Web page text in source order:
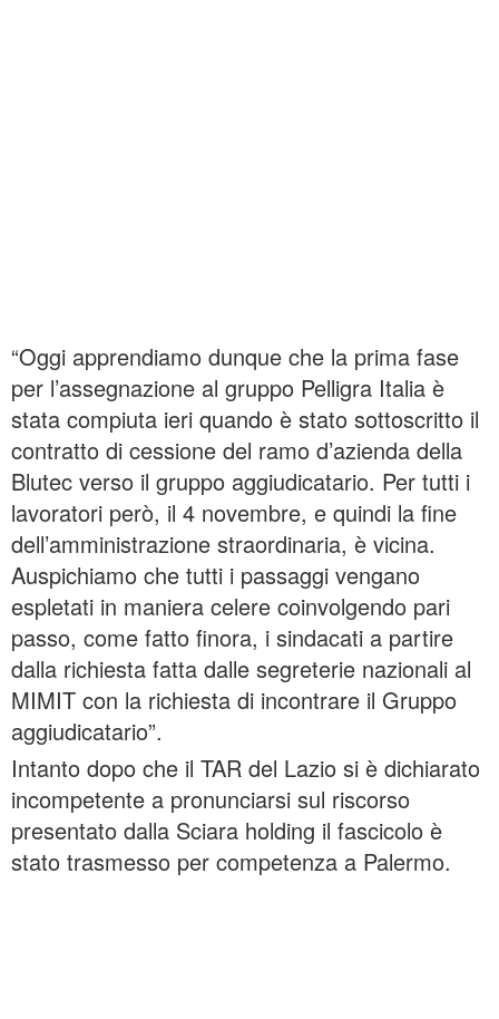
“Oggi apprendiamo dunque che la prima fase
per l’assegnazione al gruppo Pelligra Italia è
stata compiuta ieri quando è stato sottoscritto il
contratto di cessione del ramo d’azienda della
Blutec verso il gruppo aggiudicatario. Per tutti i
lavoratori però, il 4 novembre, e quindi la fine
dell’amministrazione straordinaria, è vicina.
Auspichiamo che tutti i passaggi vengano
espletati in maniera celere coinvolgendo pari
passo, come fatto finora, i sindacati a partire
dalla richiesta fatta dalle segreterie nazionali al
MIMIT con la richiesta di incontrare il Gruppo
aggiudicatario”.
Intanto dopo che il TAR del Lazio si è dichiarato
incompetente a pronunciarsi sul riscorso
presentato dalla Sciara holding il fascicolo è
stato trasmesso per competenza a Palermo.